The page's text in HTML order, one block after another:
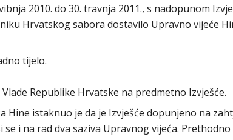
2010. do 30. travnja 2011., s nadopunom
Hrvatskog sabora dostavilo Upravno vijeće
tijelo.
Republike Hrvatske na predmetno Izvješće.
istaknuo je da je Izvješće dopunjeno na
i na rad dva saziva Upravnog vijeća. Prethodno